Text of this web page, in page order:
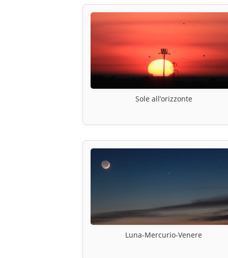
Sole all’orizzonte
Luna-Mercurio-Venere